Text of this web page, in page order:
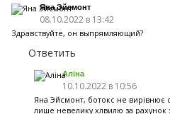
Яна Эйсмонт
08.10.2022 в 13:42
Здравствуйте, он выпрямляющий?
Ответить
Аліна
10.10.2022 в 10:56
Яна Эйсмонт, ботокс не вирівнює
лише невелику хлвилю за рахунок